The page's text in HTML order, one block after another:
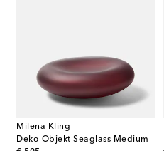
Milena Kling
Deko-Objekt Seaglass Medium